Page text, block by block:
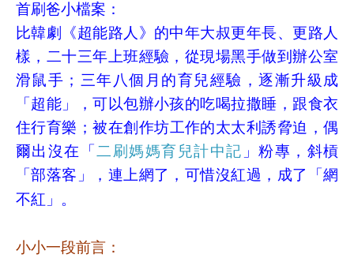
首刷爸小檔案：
比韓劇《超能路人》的中年大叔更年長、更路人
樣，二十三年上班經驗，從現場黑手做到辦公室
滑鼠手；三年八個月的育兒經驗，逐漸升級成
「超能」，可以包辦小孩的吃喝拉撒睡，跟食衣
住行育樂；被在創作坊工作的太太利誘脅迫，偶
爾出沒在「 二刷媽媽育兒計中記 」粉專，斜槓
「部落客」，連上網了，可惜沒紅過，成了「網
不紅」。
小小一段前言：